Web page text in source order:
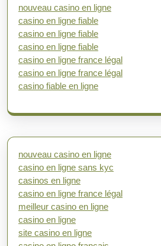
nouveau casino en ligne
casino en ligne fiable
casino en ligne fiable
casino en ligne fiable
casino en ligne france légal
casino en ligne france légal
casino fiable en ligne
nouveau casino en ligne
casino en ligne sans kyc
casinos en ligne
casino en ligne france légal
meilleur casino en ligne
casino en ligne
site casino en ligne